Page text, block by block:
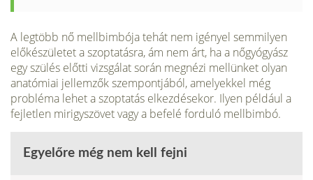
A legtöbb nő mellbimbója tehát nem igényel semmilyen
előkészületet a szop­tatásra, ám nem árt, ha a nőgyógyász
egy szülés előtti vizsgálat során megné­zi mellünket olyan
anatómiai jellemzők szempontjából, amelyekkel még
problé­ma lehet a szoptatás elkezdésekor. Ilyen például a
fejletlen mirigyszövet vagy a befelé forduló mellbimbó.
Egyelőre még nem kell fejni